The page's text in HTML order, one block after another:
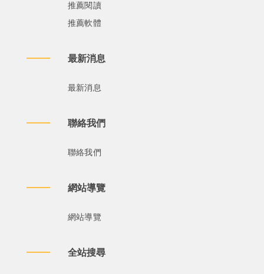
推薦閱讀
推薦軟體
最新消息
最新消息
聯絡我們
聯絡我們
網站導覽
網站導覽
全站搜尋